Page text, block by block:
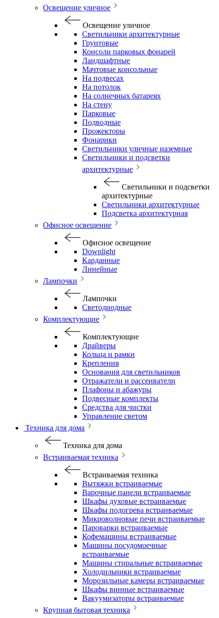
Освещение уличное
Освещение уличное
Светильники архитектурные
Грунтовые
Консоли парковых фонарей
Ландшафтные
Мачтовые консольные
На подвесах
На потолок
На солнечных батареях
На стену
Парковые
Подводные
Прожекторы
Фонарики
Светильники уличные наземные
Светильники и подсветки
архитектурные
Светильники и подсветки
архитектурные
Светильники архитектурные
Подсветка архитектурная
Офисное освещение
Офисное освещение
Downlight
Карданные
Линейные
Лампочки
Лампочки
Светодиодные
Комплектующие
Комплектующие
Драйверы
Кольца и рамки
Крепления
Основания для светильников
Отражатели и рассеиватели
Плафоны и абажуры
Подвесные комплекты
Средства для чистки
Управление светом
Техника для дома
Техника для дома
Встраиваемая техника
Встраиваемая техника
Вытяжки встраиваемые
Варочные панели встраиваемые
Шкафы духовые встраиваемые
Шкафы подогрева встраиваемые
Микроволновые печи встраиваемые
Пароварки встраиваемые
Кофемашины встраиваемые
Машины посудомоечные
встраиваемые
Машины стиральные встраиваемые
Холодильники встраиваемые
Морозильные камеры встраиваемые
Шкафы винные встраиваемые
Вакуумизаторы встраиваемые
Крупная бытовая техника